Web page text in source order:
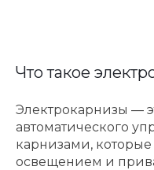
Что такое
Электрокарнизы —
автоматического
карнизами,
освещением и